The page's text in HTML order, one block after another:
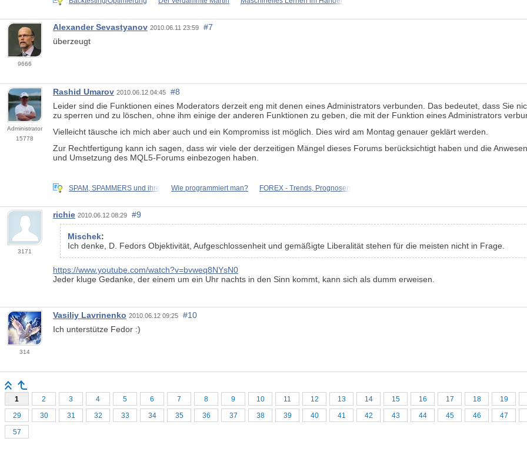
9666
Alexander Sevastyanov 2010.06.11 23:59
#7
überzeugt
Administrator
15778
Rashid Umarov 2010.06.12 04:45
#8
Leider sind die Funktionen eines Moderators derzeit eng mit denen eines Administrators verbunden. Das bedeutet, dass Sie
zu sperren und zu löschen, ohne ihm einige der anderen Funktionen zu geben, die mit der Funktion eines Administrators
Vielleicht täusche ich mich aber auch und ein Kompromiss ist möglich. Dies wird am Montag genauer geklärt werden.
Zur Rechtfertigung kann ich sagen, dass wir viele der derzeitigen Mängel dieses Forums berücksichtigt haben und die
und Umsetzung des MQL5-Forums einbezogen haben.
SPAM, SPAMMERS und ihre Wie programmiert man? FOREX - Trends, Prognosen
3171
richie 2010.06.12 08:29 #9
Mischek:
Ich denke, D. Fedors Objektivität, Aufgeschlossenheit und gemäßigte Liberalität stehen für die meisten nicht in Frage.
https://www.youtube.com/watch?v=bvweq8NYsN0
Jeder kluge Gedanke, der einem um ein Uhr nachts in den Sinn kommt, kann sich als dumm erweisen.
314
Vasiliy Lavrinenko 2010.06.12 09:25
#10
Ich unterstütze Fedor :)
1 2 3 4 5 6 7 8 9 10 11 12 13 14 15 16 17 18 19
29
30 31 32 33 34 35 36 37 38 39 40 41 42 43 44 45 46 47
57